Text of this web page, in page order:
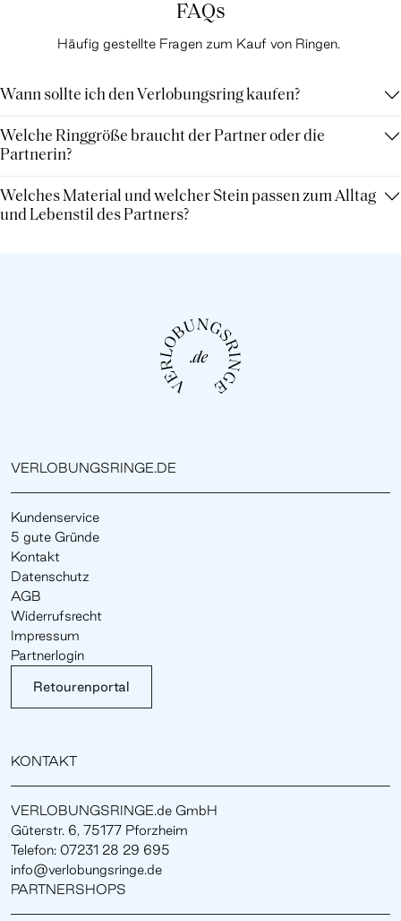
FAQs
Häufig gestellte Fragen zum Kauf von Ringen.
Wann sollte ich den Verlobungsring kaufen?
Welche Ringgröße braucht der Partner oder die
Partnerin?
Welches Material und welcher Stein passen zum Alltag
und Lebenstil des Partners?
VERLOBUNGSRINGE.DE
Kundenservice
5 gute Gründe
Kontakt
Datenschutz
AGB
Widerrufsrecht
Impressum
Partnerlogin
Retourenportal
KONTAKT
VERLOBUNGSRINGE.de GmbH
Güterstr. 6, 75177 Pforzheim
Telefon: 07231 28 29 695
info@verlobungsringe.de
PARTNERSHOPS